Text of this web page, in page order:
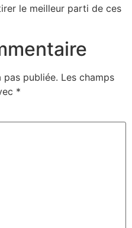
le meilleur parti de ces
pas publiée. Les champs
*